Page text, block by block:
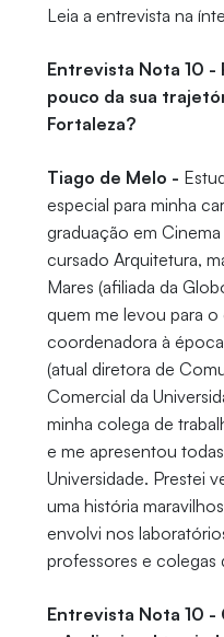
Leia a entrevista na
Entrevista Nota 10 -
pouco da sua
Fortaleza?
Tiago de Melo -
especial para minha
graduação em
cursado Arquitetura,
Mares (afiliada da
quem me levou para
coordenadora à
(atual diretora de
Comercial da
minha colega de
e me apresentou
Universidade. Prestei
uma história
envolvi nos
professores e colegas
Entrevista Nota 10 -